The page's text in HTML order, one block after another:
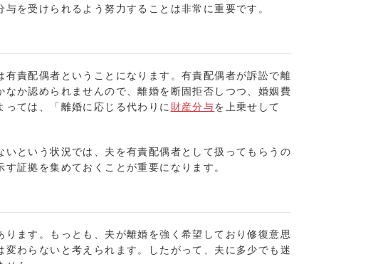
を受けられるよう努力することは非常に重要です。
責配偶者ということになります。有責配偶者が訴訟で離
か認められませんので、離婚を断固拒否しつつ、婚姻費
ては、「離婚に応じる代わりに 財産分与を上乗せして
という状況では、夫を有責配偶者として扱ってもらうの
証拠を集めておくことが重要になります。
ます。もっとも、夫が離婚を強く希望しており修復意思
わらないと考えられます。したがって、夫に多少でも迷